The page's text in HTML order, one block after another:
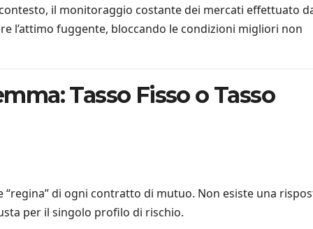
il monitoraggio costante dei mercati effettuato
l’attimo fuggente, bloccando le condizioni migliori non
Tasso Fisso o Tasso
“regina” di ogni contratto di mutuo. Non esiste una
per il singolo profilo di rischio.